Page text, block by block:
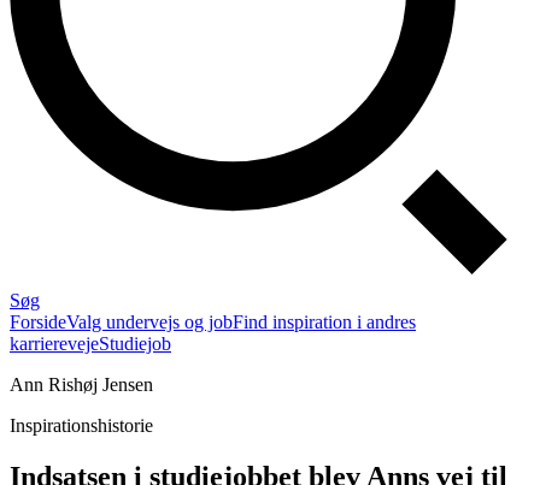
Søg
ForsideValg undervejs og jobFind inspiration i andres
karrierevejeStudiejob
Ann Rishøj Jensen
Inspirationshistorie
Indsatsen i studiejobbet blev Anns vej til